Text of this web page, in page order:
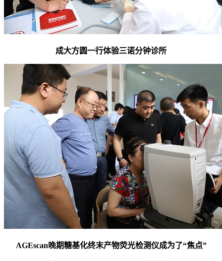
成大方圆一行体验三诺分钟诊所
AGEscan 晚期糖基化终末产物荧光检测仪成为了“焦点”